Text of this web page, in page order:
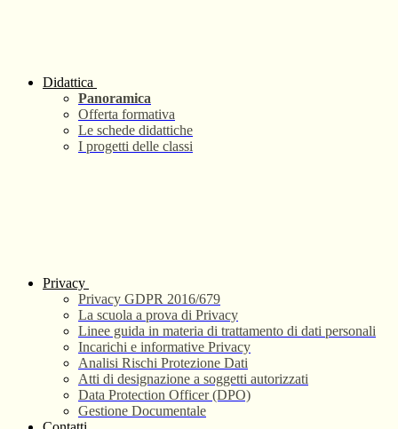
Didattica
Panoramica
Offerta formativa
Le schede didattiche
I progetti delle classi
Privacy
Privacy GDPR 2016/679
La scuola a prova di Privacy
Linee guida in materia di trattamento di dati personali
Incarichi e informative Privacy
Analisi Rischi Protezione Dati
Atti di designazione a soggetti autorizzati
Data Protection Officer (DPO)
Gestione Documentale